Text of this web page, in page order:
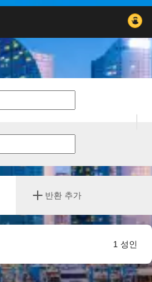
반환 추가
1 성인